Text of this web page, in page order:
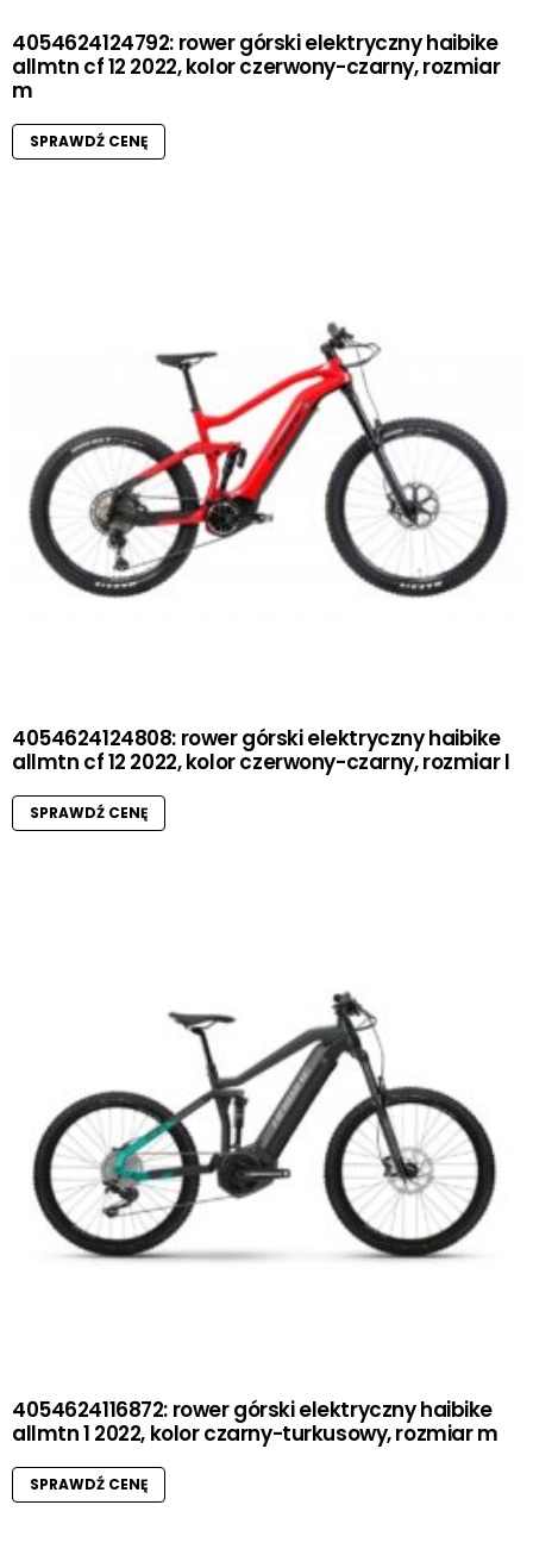
4054624124792: rower górski elektryczny haibike
allmtn cf 12 2022, kolor czerwony-czarny, rozmiar
m
SPRAWDŹ CENĘ
4054624124808: rower górski elektryczny haibike
allmtn cf 12 2022, kolor czerwony-czarny, rozmiar l
SPRAWDŹ CENĘ
4054624116872: rower górski elektryczny haibike
allmtn 1 2022, kolor czarny-turkusowy, rozmiar m
SPRAWDŹ CENĘ